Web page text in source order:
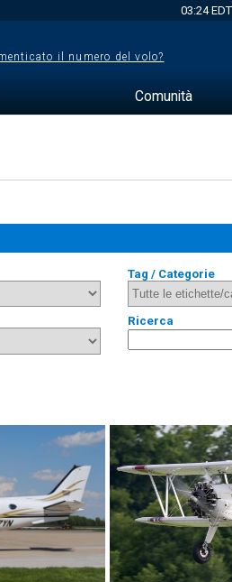
03:24 EDT
il numero del volo?
Comunità
Tag / Categorie
Ricerca